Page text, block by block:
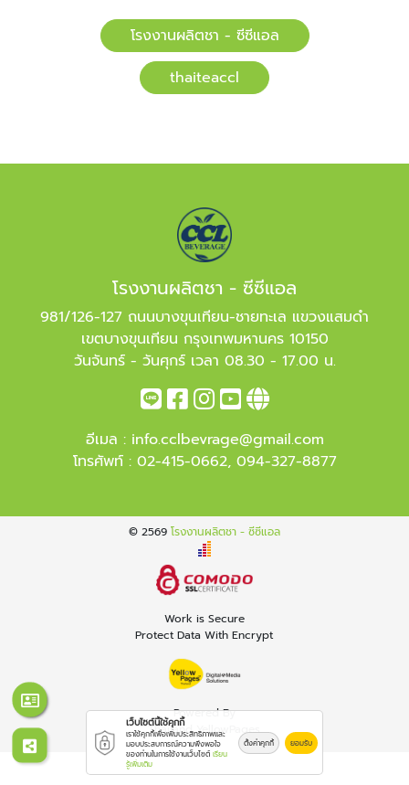
โรงงานผลิตชา - ซีซีแอล
​​thaiteaccl
โรงงานผลิตชา - ซีซีแอล
981/126-127 ถนนบางขุนเทียน-ชายทะเล แขวงแสมดำ
เขตบางขุนเทียน กรุงเทพมหานคร 10150
วันจันทร์ - วันศุกร์ เวลา 08.30 - 17.00 น.
อีเมล : info.cclbevrage@gmail.com
โทรศัพท์ : 02-415-0662, 094-327-8877
© 2569 โรงงานผลิตชา - ซีซีแอล
Work is Secure
Protect Data With Encrypt
Powered By
Thailand YellowPages
เว็บไซต์นี้ใช้คุกกี้
เราใช้คุกกี้เพื่อเพิ่มประสิทธิภาพและ
มอบประสบการณ์ความพึงพอใจ
ของท่านในการใช้งานเว็บไซต์ เรียน
รู้เพิ่มเติม
ตั้งค่าคุกกี้ ยอมรับ